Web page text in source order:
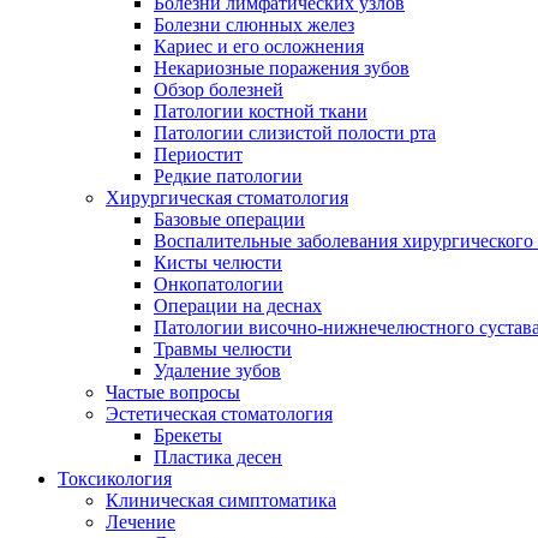
Болезни слюнных желез
Кариес и его осложнения
Некариозные поражения зубов
Обзор болезней
Патологии костной ткани
Патологии слизистой полости рта
Периостит
Редкие патологии
Хирургическая стоматология
Базовые операции
Воспалительные заболевания
Кисты челюсти
Онкопатологии
Операции на деснах
Патологии височно-нижнечелюстного сустава
Травмы челюсти
Удаление зубов
Частые вопросы
Эстетическая стоматология
Брекеты
Пластика десен
Токсикология
Клиническая симптоматика
Лечение